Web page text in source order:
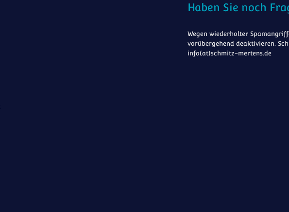
Haben Sie noch
Wegen wiederholter
vorübergehend deaktivieren.
info(at)schmitz-mertens.de